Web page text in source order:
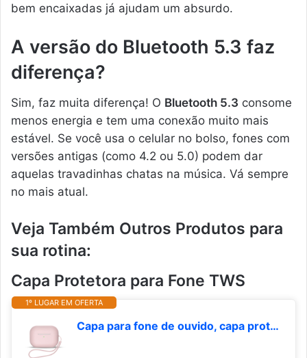
bem encaixadas já ajudam um absurdo.
A versão do Bluetooth 5.3 faz
diferença?
Sim, faz muita diferença! O Bluetooth 5.3 consome
menos energia e tem uma conexão muito mais
estável. Se você usa o celular no bolso, fones com
versões antigas (como 4.2 ou 5.0) podem dar
aquelas travadinhas chatas na música. Vá sempre
no mais atual.
Veja Também Outros Produtos para
sua rotina:
Capa Protetora para Fone TWS
1º LUGAR EM OFERTA
Capa para fone de ouvido, capa protetora de silicone sem fio Bluetooth com cordão